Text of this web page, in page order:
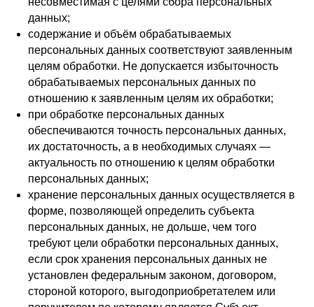
данных;
содержание и объём обрабатываемых
персональных данных соответствуют заявленным
целям обработки. Не допускается избыточность
обрабатываемых персональных данных по
отношению к заявленным целям их обработки;
при обработке персональных данных
обеспечиваются точность персональных данных,
их достаточность, а в необходимых случаях —
актуальность по отношению к целям обработки
персональных данных;
хранение персональных данных осуществляется в
форме, позволяющей определить субъекта
персональных данных, не дольше, чем того
требуют цели обработки персональных данных,
если срок хранения персональных данных не
установлен федеральным законом, договором,
стороной которого, выгодоприобретателем или